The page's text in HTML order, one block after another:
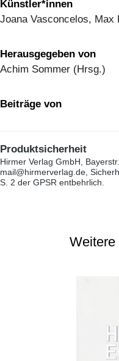
Künstler*innen
Joana Vasconcelos, Max
Herausgegeben von
Achim Sommer (Hrsg.)
Beiträge von
Produktsicherheit
Hirmer Verlag GmbH,
mail@hirmerverlag.de,
S. 2 der GPSR entbehrlich.
Weitere